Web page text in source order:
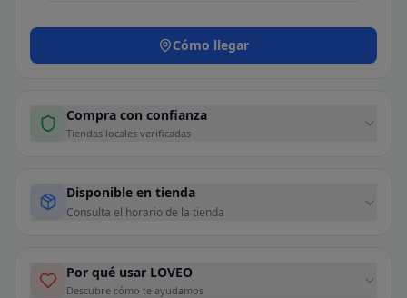
Cómo llegar
Compra con confianza
Tiendas locales verificadas
Disponible en tienda
Consulta el horario de la tienda
Por qué usar LOVEO
Descubre cómo te ayudamos